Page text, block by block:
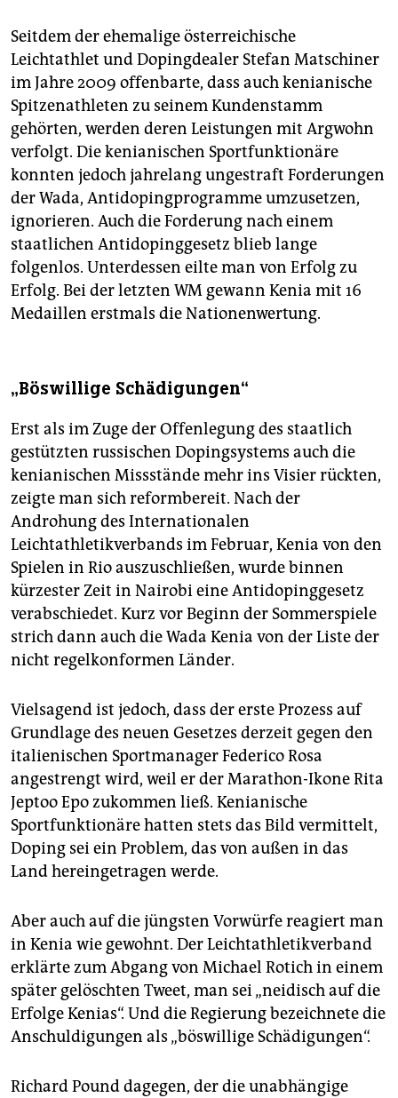
Seitdem der ehemalige österreichische
Leichtathlet und Dopingdealer Stefan Matschiner
im Jahre 2009 offenbarte, dass auch kenianische
Spitzenathleten zu seinem Kundenstamm
gehörten, werden deren Leistungen mit Argwohn
verfolgt. Die kenianischen Sportfunktionäre
konnten jedoch jahrelang ungestraft Forderungen
der Wada, Antidopingprogramme umzu­setzen,
ignorieren. Auch die Forderung nach einem
staatlichen Antidopinggesetz blieb lange
folgenlos. Unterdessen eilte man von Erfolg zu
Erfolg. Bei der letzten WM gewann Kenia mit 16
Medaillen erstmals die Nationenwertung.
„Böswillige Schädigungen“
Erst als im Zuge der Offenlegung des staatlich
gestützten russischen Dopingsystems auch die
kenianischen Missstände mehr ins Visier rückten,
zeigte man sich reformbereit. Nach der
Androhung des Internationalen
Leichtathletikverbands im Fe­bruar, Kenia von den
Spielen in Rio auszuschließen, wurde binnen
kürzester Zeit in Nairobi eine Antidopinggesetz
verabschiedet. Kurz vor Beginn der Sommerspiele
strich dann auch die Wada Kenia von der Liste der
nicht regelkonformen Länder.
Vielsagend ist jedoch, dass der erste Prozess auf
Grundlage des neuen Gesetzes derzeit gegen den
italienischen Sportmanager Federico Rosa
angestrengt wird, weil er der Marathon-Ikone Rita
Jeptoo Epo zukommen ließ. Kenianische
Sportfunktionäre hatten stets das Bild vermittelt,
Doping sei ein Problem, das von außen in das
Land hereingetragen werde.
Aber auch auf die jüngsten Vorwürfe reagiert man
in Kenia wie gewohnt. Der Leichtathletikverband
erklärte zum Abgang von Michael Rotich in einem
später gelöschten Tweet, man sei „neidisch auf die
Erfolge Kenias“. Und die Regierung bezeichnete die
Anschuldigungen als „böswillige Schädigungen“.
Richard Pound dagegen, der die unabhängige